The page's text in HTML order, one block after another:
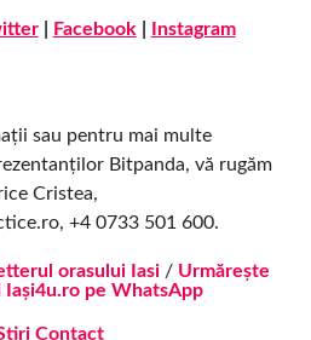
| Facebook Instagram
sau pentru mai multe
Bitpanda, vă rugăm
Cristea,
+4 0733 501 600.
orasului Iasi/ Urmărește
Iași4u.ro pe WhatsApp